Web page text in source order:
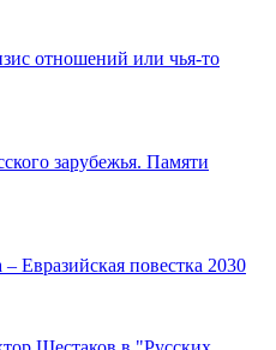
отношений или чья-то
зарубежья. Памяти
Евразийская повестка 2030